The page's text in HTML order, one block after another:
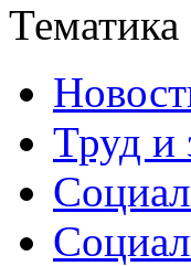
Тематика
Труд и